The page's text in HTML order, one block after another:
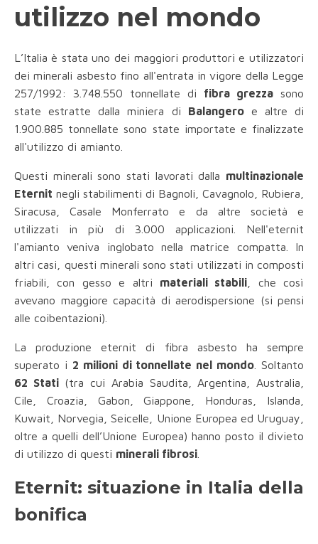
utilizzo nel mondo
L’Italia è stata uno dei maggiori produttori e utilizzatori
dei minerali asbesto fino all'entrata in vigore della Legge
257/1992: 3.748.550 tonnellate di fibra grezza sono
state estratte dalla miniera di Balangeroe altre di
1.900.885 tonnellate sono state importate e finalizzate
all'utilizzo di amianto.
Questi minerali sono stati lavorati dalla multinazionale
Eternit negli stabilimenti di Bagnoli, Cavagnolo, Rubiera,
Siracusa, Casale Monferrato e da altre società e
utilizzati in più di 3.000 applicazioni. Nell'eternit
l'amianto veniva inglobato nella matrice compatta. In
altri casi, questi minerali sono stati utilizzati in composti
friabili, con gesso e altri materiali stabili , che così
avevano maggiore capacità di aerodispersione (si pensi
alle coibentazioni).
La produzione eternit di fibra asbesto ha sempre
superato i 2 milioni di tonnellate nel mondo . Soltanto
62 Stati(tra cui Arabia Saudita, Argentina, Australia,
Cile, Croazia, Gabon, Giappone, Honduras, Islanda,
Kuwait, Norvegia, Seicelle, Unione Europea ed Uruguay,
oltre a quelli dell’Unione Europea) hanno posto il divieto
di utilizzo di questi minerali fibrosi
Eternit: situazione in Italia della
bonifica